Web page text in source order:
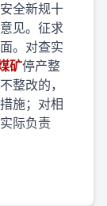
全新规十
见。征求
。对查实
矿停产整
整改的，
施；对相
际负责